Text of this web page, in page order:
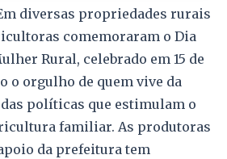
diversas propriedades rurais
comemoraram o Dia
Rural, celebrado em 15 de
o orgulho de quem vive da
políticas que estimulam o
familiar. As produtoras
da prefeitura tem